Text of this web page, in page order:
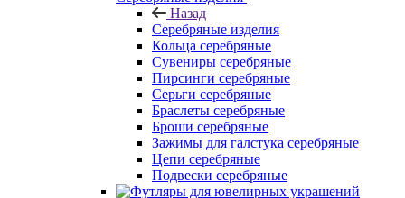
Назад
Серебряные изделия
Кольца серебряные
Сувениры серебряные
Пирсинги серебряные
Серьги серебряные
Браслеты серебряные
Броши серебряные
Зажимы для галстука серебряные
Цепи серебряные
Подвески серебряные